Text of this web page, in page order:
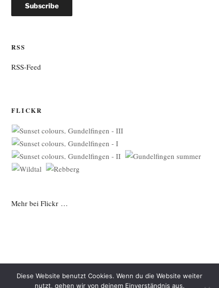
RSS
RSS-Feed
FLICKR
Mehr bei Flickr …
Diese Website benutzt Cookies. Wenn du die Website weiter
nutzt, gehen wir von deinem Einverständnis aus.